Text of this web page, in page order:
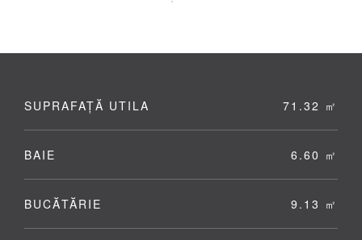
SUPRAFAȚĂ UTILA 71.32 ㎡
BAIE 6.60 ㎡
BUCĂTĂRIE 9.13 ㎡